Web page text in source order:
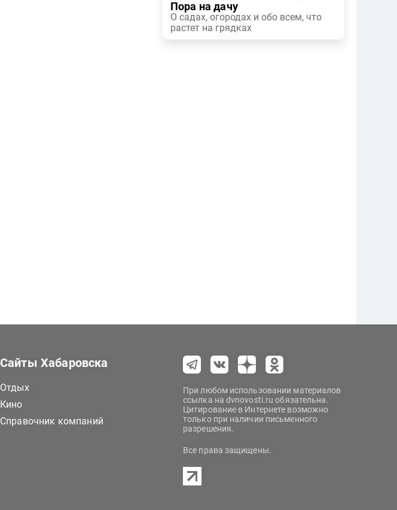
Пора на дачу
О садах, огородах и обо всем, что
растет на грядках
Сайты Хабаровска
Отдых
Кино
Справочник компаний
При любом использовании материалов
ссылка на dvnovosti.ru обязательна.
Цитирование в Интернете возможно
только при наличии письменного
разрешения.
Все права защищены.